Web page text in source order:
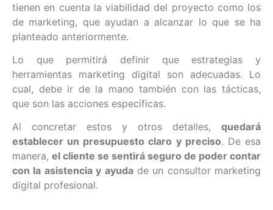
tienen en cuenta la viabilidad del proyecto como los
de marketing, que ayudan a alcanzar lo que se ha
planteado anteriormente.
Lo que permitirá definir que estrategias y
herramientas marketing digital son adecuadas. Lo
cual, debe ir de la mano también con las tácticas,
que son las acciones específicas.
Al concretar estos y otros detalles, quedará
establecer un presupuesto claro y preciso. De esa
manera, el cliente se sentirá seguro de poder contar
con la asistencia y ayudade un consultor marketing
digital profesional.